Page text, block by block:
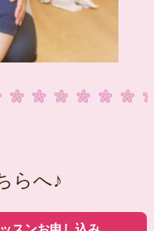
らへ♪